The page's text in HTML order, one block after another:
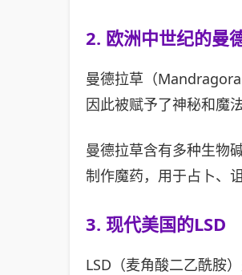
2. 欧洲中世纪的曼
曼德拉草（
因此被赋予了神秘和魔
曼德拉草含有多种生物
制作魔药，用于占卜、
3. 现代美国的LSD
LSD（麦角酸二乙酰胺